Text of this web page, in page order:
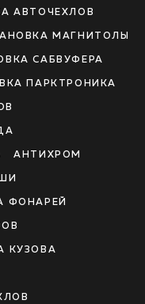
АВТОЧЕХЛОВ
МАГНИТОЛЫ
САБВУФЕРА
ПАРКТРОНИКА
АНТИХРОМ
ФОНАРЕЙ
КУЗОВА